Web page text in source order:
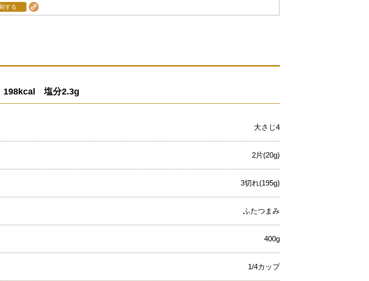
する
198kcal 塩分2.3g
大さじ4
2片(20g)
3切れ(195g)
ふたつまみ
400g
1/4カップ